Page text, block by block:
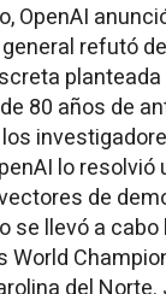
OpenAI
refutó
planteada
80 años de
lo
de
se llevó a
World